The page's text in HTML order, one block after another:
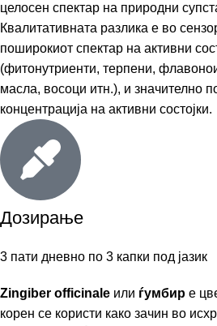
целосен спектар на природни
Квалитативната разлика е во
поширокиот спектар на активни
(фитонутриенти, терпени,
масла, восоци итн.), и значително
концентрација на активни состојки.
Дозирање
3 пати дневно по 3 капки под јазик
Zingiber officinale или ѓумбир е
корен се користи како зачин во